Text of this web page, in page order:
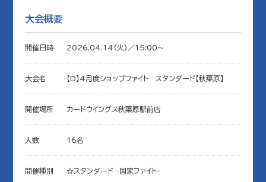
大会概要
開催日時 2026.04.14(火)／15:00〜
大会名 【D】4月度ショップファイト スタンダード【秋葉原】
開催場所 カードウイングス秋葉原駅前店
人数 16名
開催種別 ☆スタンダード -国家ファイト-